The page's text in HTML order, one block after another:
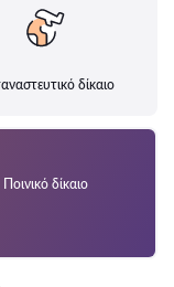
δίκαιο
Ποινικό δίκαιο